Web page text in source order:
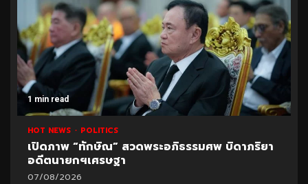
1 min read
HOT NEWS POLITICS
เปิดภาพ “ทักษิณ” สวดพระอภิธรรมศพ บิดาภริยา
อดีตนายกฯเศรษฐา
07/08/2026